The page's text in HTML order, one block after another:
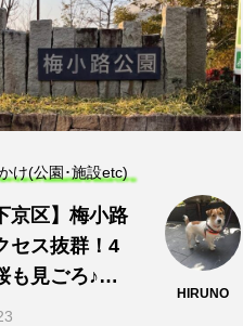
け(公園･施設etc)
京区】梅小路
セス抜群！4
も見ごろ♪施
スポットがた
HIRUNO